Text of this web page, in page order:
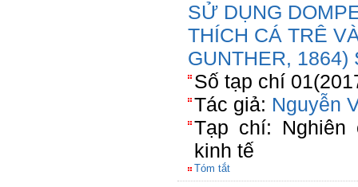
SỬ DỤNG
THÍCH CÁ TRÊ
GUNTHER, 1864)
Số tạp chí
Tác giả: Nguyễn
Tạp chí:
kinh tế
Tóm tắt